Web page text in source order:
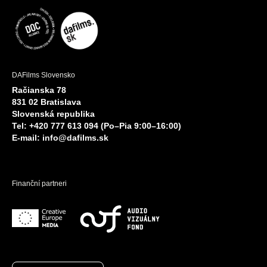
DAFilms Slovensko
Račianska 78
831 02 Bratislava
Slovenská republika
Tel: +420 777 613 094 (Po–Pia 9:00–16:00)
E-mail: info@dafilms.sk
Finanční partneri